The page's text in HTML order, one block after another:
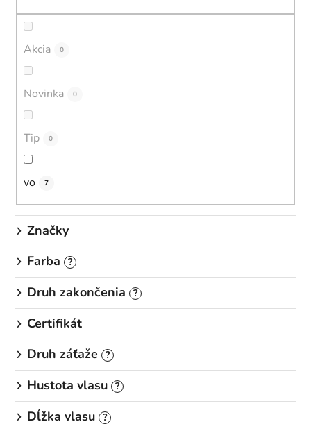
Akcia 0
Novinka 0
Tip 0
vo 7
Značky
Farba
?
Druh zakončenia ?
Certifikát
Druh záťaže
?
Hustota vlasu ?
Dĺžka vlasu ?